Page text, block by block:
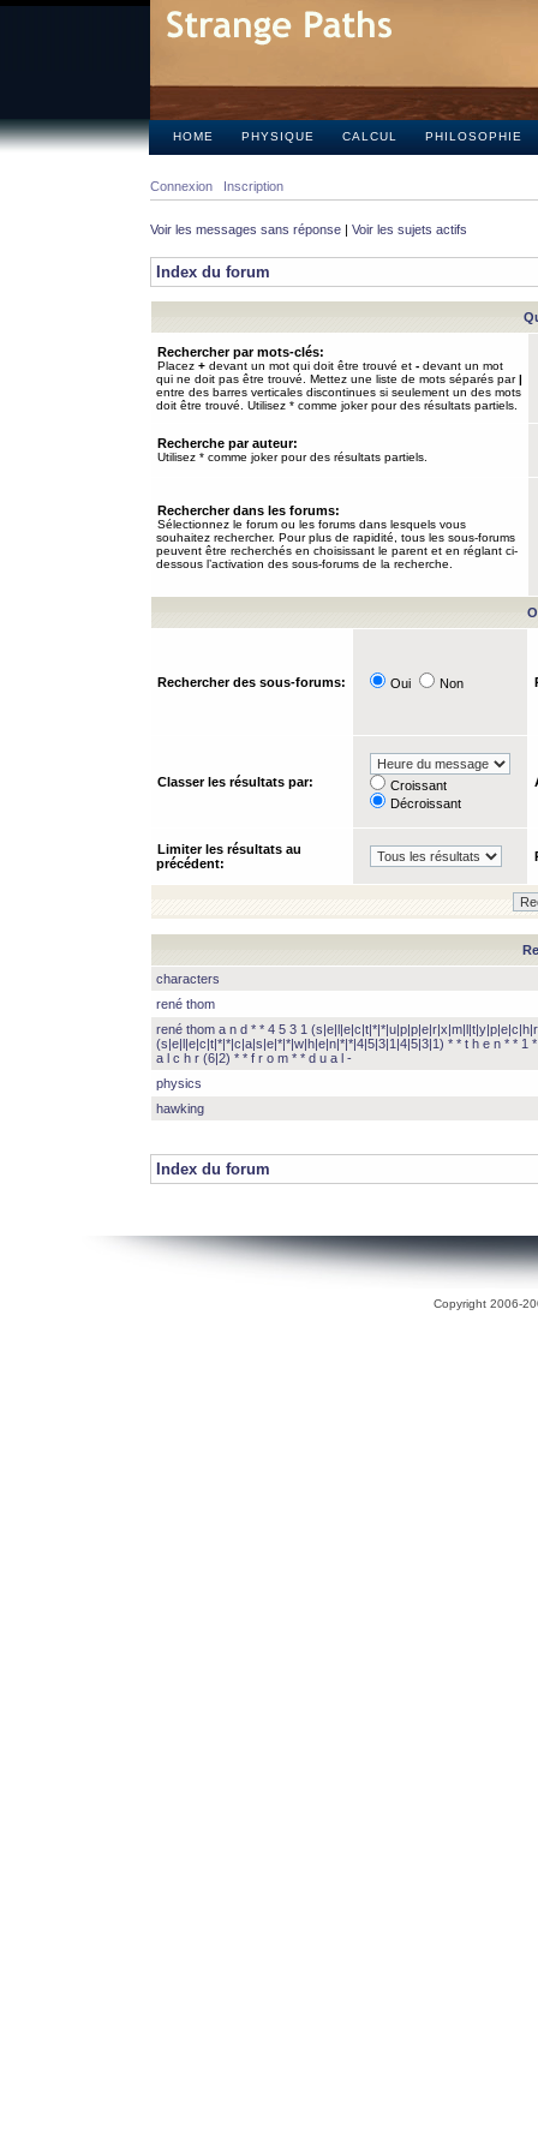
HOME PHYSIQUE CALCUL PHILOSOPHIE
Connexion Inscription
Voir les messages sans réponse | Voir les sujets actifs
Index du forum
Rechercher par mots-clés:
Placez + devant un mot qui doit être trouvé et - devant un mot
qui ne doit pas être trouvé. Mettez une liste de mots séparés par|
entre des barres verticales discontinues si seulement un des mots
doit être trouvé. Utilisez * comme joker pour des résultats partiels.
Recherche par auteur:
Utilisez * comme joker pour des résultats partiels.
Rechercher dans les forums:
Sélectionnez le forum ou les forums dans lesquels vous
souhaitez rechercher. Pour plus de rapidité, tous les sous-forums
peuvent être recherchés en choisissant le parent et en réglant ci-
dessous l’activation des sous-forums de la recherche.
Rechercher des sous-forums: Oui Non
Classer les résultats par:
Croissant
Décroissant
Limiter les résultats au
précédent:
characters
rené thom
rené thom a n d * * 4 5 3 1
(s|e|l|e|c|t|*|*|c|a|s|e|*|*|w|h|e|n|*|*|4|5|3|1|4|5|3|1) * * t h e n * * 1
a l c h r (6|2) * * f r o m * * d u a l -
physics
hawking
Index du forum
Copyright 2006-